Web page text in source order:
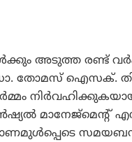
അടുത്ത രണ്ട്
ഡോ. തോമസ് ഐസക്.
മാനേജ്മെന്റ്